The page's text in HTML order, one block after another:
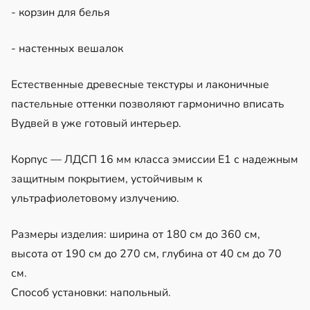
- корзин для белья
- настенных вешалок
Естественные древесные текстуры и лаконичные
пастельные оттенки позволяют гармонично вписать
Вудвей в уже готовый интерьер.
Корпус — ЛДСП 16 мм класса эмиссии Е1 с надежным
защитным покрытием, устойчивым к
ультрафиолетовому излучению.
Размеры изделия: ширина от 180 см до 360 см,
высота от 190 см до 270 см, глубина от 40 см до 70
см.
Способ установки: напольный.